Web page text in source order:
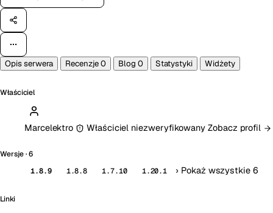
Opis serwera Recenzje0 Blog 0 Statystyki Widżety
Właściciel
Marcelektro Właściciel niezweryfikowanyZobacz profil
Wersje· 6
1.8.9
1.8.8 1.7.10 1.20.1 › Pokaż wszystkie 6
Linki